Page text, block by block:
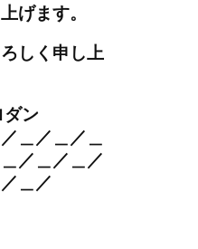
げます。
しく申し上
ン
＿／＿／＿
／＿／＿／
＿／